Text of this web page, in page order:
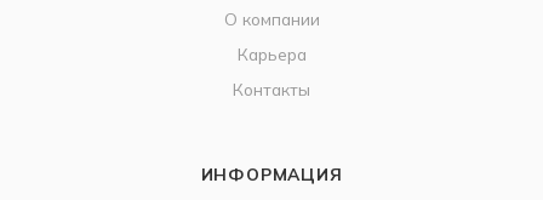
О компании
Карьера
Контакты
ИНФОРМАЦИЯ